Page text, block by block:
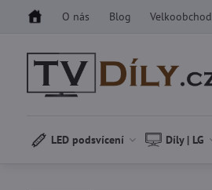
O nás Blog Velkoobchod
LED podsvícení Díly | LG